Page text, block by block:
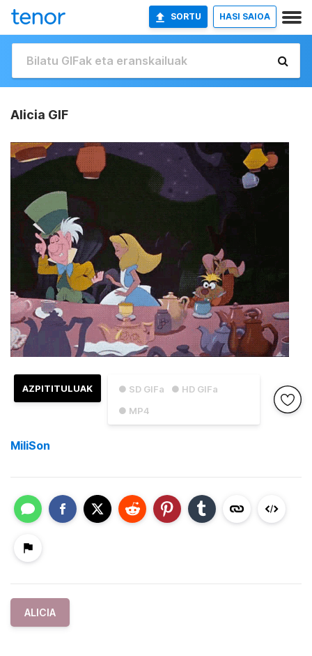
SORTU HASI SAIOA
Alicia GIF
● SD GIFa
● HD GIFa
● MP4
AZPITITULUAK
MiliSon
ALICIA